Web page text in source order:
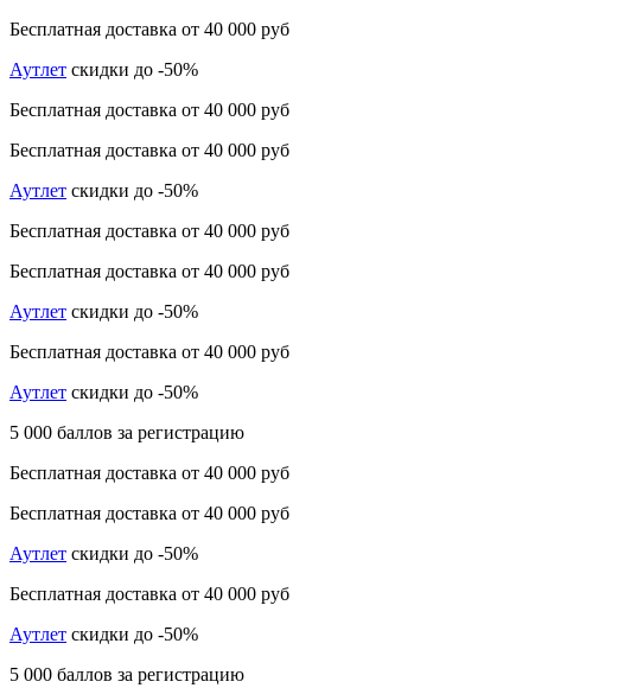
Бесплатная доставка от 40 000 руб
Аутлет скидки до -50%
Бесплатная доставка от 40 000 руб
Бесплатная доставка от 40 000 руб
Аутлет скидки до -50%
Бесплатная доставка от 40 000 руб
Бесплатная доставка от 40 000 руб
Аутлет скидки до -50%
Бесплатная доставка от 40 000 руб
Аутлет скидки до -50%
5 000 баллов за регистрацию
Бесплатная доставка от 40 000 руб
Бесплатная доставка от 40 000 руб
Аутлет скидки до -50%
Бесплатная доставка от 40 000 руб
Аутлет скидки до -50%
5 000 баллов за регистрацию